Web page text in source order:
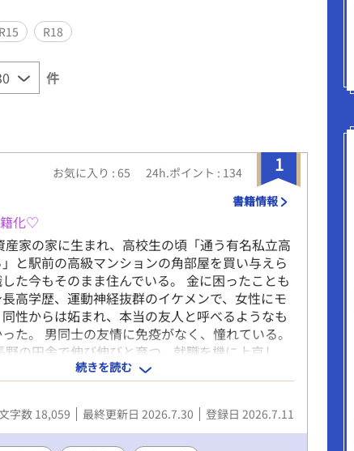
R15 R18
件
1
お気に入り : 65 24h.ポイント : 134
化♡
書籍情報
家の家に生まれ、高校生の頃「通う有名私立高
と駅前の高級マンションの角部屋を買い与えら
た今もそのまま住んでいる。 金に困ったことも
高学歴、運動神経抜群のイケメンで、女性にモ
性からは妬まれ、本当の友人と呼べるようなも
た。 男同士の友情に免疫がなく、憧れている。
の田舎で伸び伸びと育つ。就職を機に上京し、
ションの隣の部屋に越してきた。 都会生活に緊張
鈴木と出会ったことで毎日を楽しむゆとりがで
な鈴木と田中が出会い、いつしか毎週のように一
するように。 そんな男二人のほのぼの飯うまブロ
続きを読む
字数 18,059 最終更新日 2026.7.30 登録日 2026.7.11